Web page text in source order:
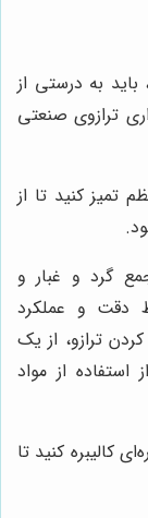
به درستی از
ترازوی صنعتی
تمیز کنید تا از
گرد و غبار و
دقت و عملکرد
ترازو، از یک
از مواد
کالیبره کنید تا